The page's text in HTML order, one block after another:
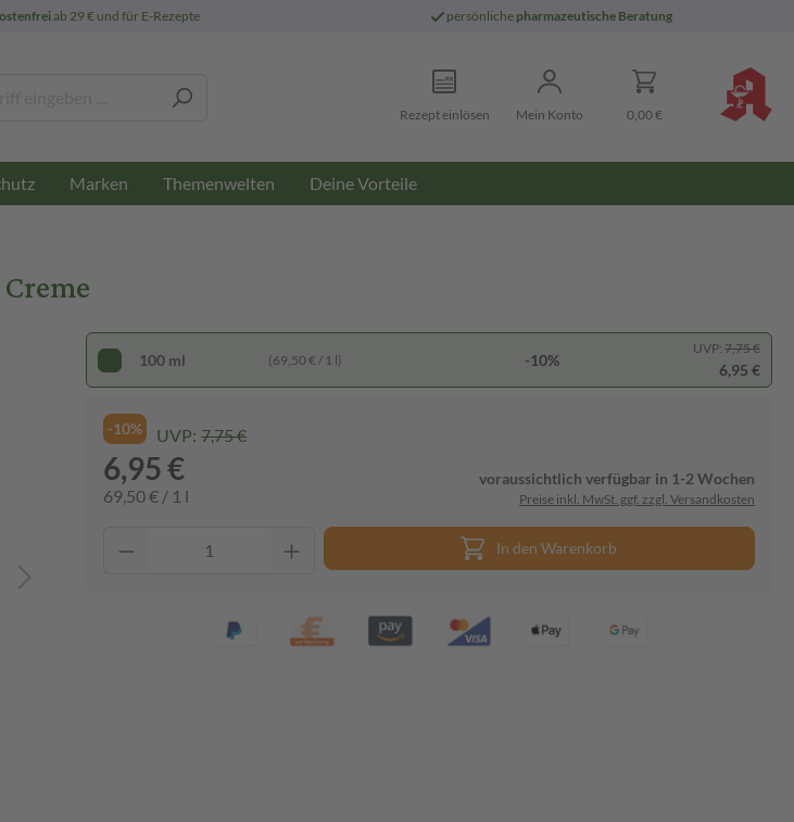
ab 29 € und für E-Rezepte persönliche pharmazeutische Beratung
Rezept einlösen Mein Konto 0,00 €
Marken Themenwelten Deine Vorteile
100 ml (69,50 € / 1 l) -10%
UVP: 7,75 €
6,95 €
-10% UVP: 7,75 €
6,95 €
69,50 € / 1 l
voraussichtlich verfügbar in 1-2 Wochen
Preise inkl. MwSt. ggf. zzgl. Versandkosten
In den Warenkorb